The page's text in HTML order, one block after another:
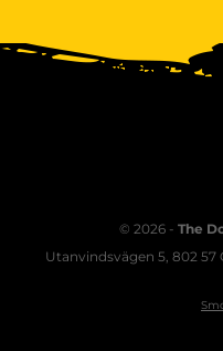
© 2026 - The
Utanvindsvägen 5, 802 57